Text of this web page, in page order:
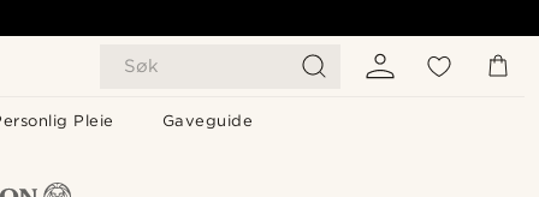
Søk
Pleie Gaveguide